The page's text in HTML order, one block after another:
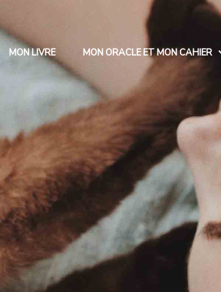
MON LIVRE MON ORACLE ET MON CAHIER